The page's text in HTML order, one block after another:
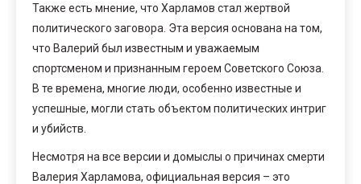
Также есть мнение, что Харламов стал жертвой
политического заговора. Эта версия основана на том,
что Валерий был известным и уважаемым
спортсменом и признанным героем Советского Союза.
В те времена, многие люди, особенно известные и
успешные, могли стать объектом политических интриг
и убийств.
Несмотря на все версии и домыслы о причинах смерти
Валерия Харламова, официальная версия – это